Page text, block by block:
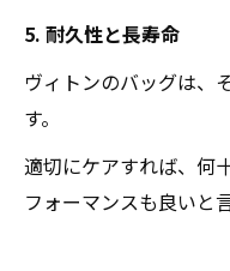
5. 耐久性と長寿命
ヴィトンのバッグは、
す。
適切にケアすれば、何
フォーマンスも良いと